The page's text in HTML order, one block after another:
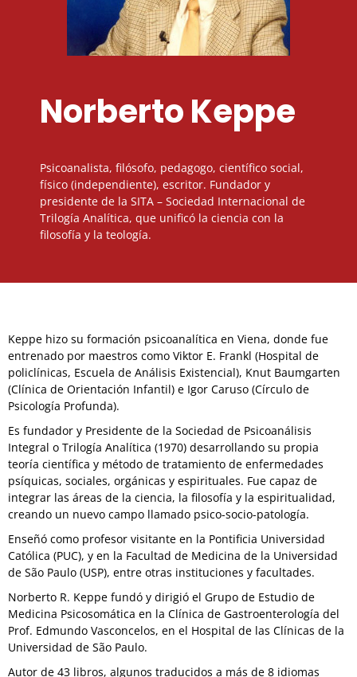
Norberto Keppe
Psicoanalista, filósofo, pedagogo, científico social,
físico (independiente), escritor. Fundador y
presidente de la SITA – Sociedad Internacional de
Trilogía Analítica, que unificó la ciencia con la
filosofía y la teología.
Keppe hizo su formación psicoanalítica en Viena, donde fue
entrenado por maestros como Viktor E. Frankl (Hospital de
policlínicas, Escuela de Análisis Existencial), Knut Baumgarten
(Clínica de Orientación Infantil) e Igor Caruso (Círculo de
Psicología Profunda).
Es fundador y Presidente de la Sociedad de Psicoanálisis
Integral o Trilogía Analítica (1970) desarrollando su propia
teoría científica y método de tratamiento de enfermedades
psíquicas, sociales, orgánicas y espirituales. Fue capaz de
integrar las áreas de la ciencia, la filosofía y la espiritualidad,
creando un nuevo campo llamado psico-socio-patología.
Enseñó como profesor visitante en la Pontificia Universidad
Católica (PUC), y en la Facultad de Medicina de la Universidad
de São Paulo (USP), entre otras instituciones y facultades.
Norberto R. Keppe fundó y dirigió el Grupo de Estudio de
Medicina Psicosomática en la Clínica de Gastroenterología del
Prof. Edmundo Vasconcelos, en el Hospital de las Clínicas de la
Universidad de São Paulo.
Autor de 43 libros, algunos traducidos a más de 8 idiomas